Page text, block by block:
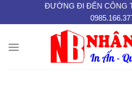
ĐƯỜNG ĐI ĐẾN CÔNG